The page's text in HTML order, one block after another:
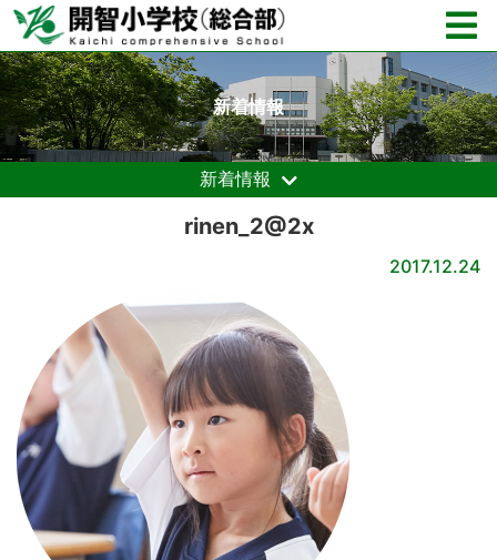
新着情報
新着情報
rinen_2@2x
2017.12.24